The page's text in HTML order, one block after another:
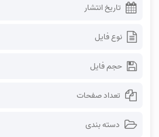
تاریخ انتشار
نوع فایل
حجم فایل
تعداد صفحات
دسته بندی